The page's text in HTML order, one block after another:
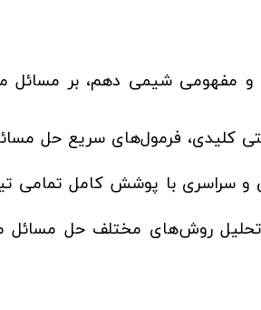
و مفهومی شیمی دهم، بر مسائل
کلیدی، فرمول‌های سریع حل
و سراسری با پوشش کامل تمامی
تحلیل روش‌های مختلف حل مسائل